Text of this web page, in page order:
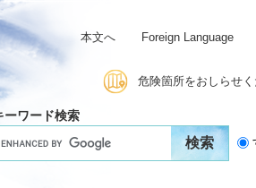
本文へ Foreign Language
危険箇所をおしらせ
ーワード検索